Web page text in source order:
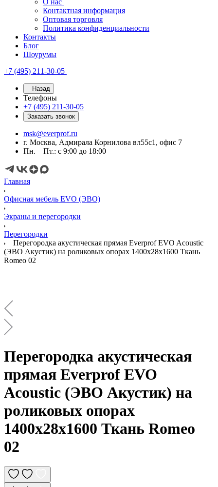
О нас
Контактная информация
Оптовая торговля
Политика конфиденциальности
Контакты
Блог
Шоурумы
+7 (495) 211-30-05
Назад
Телефоны
+7 (495) 211-30-05
Заказать звонок
msk@everprof.ru
г. Москва, Адмирала Корнилова вл55с1, офис 7
Пн. – Пт.: с 9:00 до 18:00
Главная
Офисная мебель EVO (ЭВО)
Экраны и перегородки
Перегородки
Перегородка акустическая прямая Everprof EVO Acoustic
(ЭВО Акустик) на роликовых опорах 1400х28х1600 Ткань
Romeo 02
Перегородка акустическая
прямая Everprof EVO
Acoustic (ЭВО Акустик) на
роликовых опорах
1400х28х1600 Ткань Romeo
02